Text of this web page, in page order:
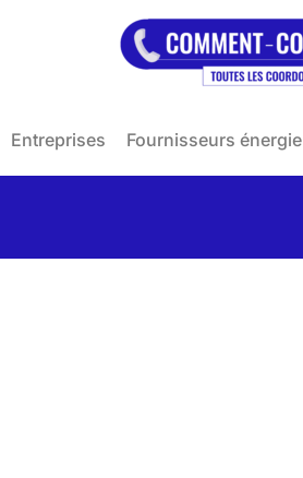
Entreprises Fournisseurs énergie